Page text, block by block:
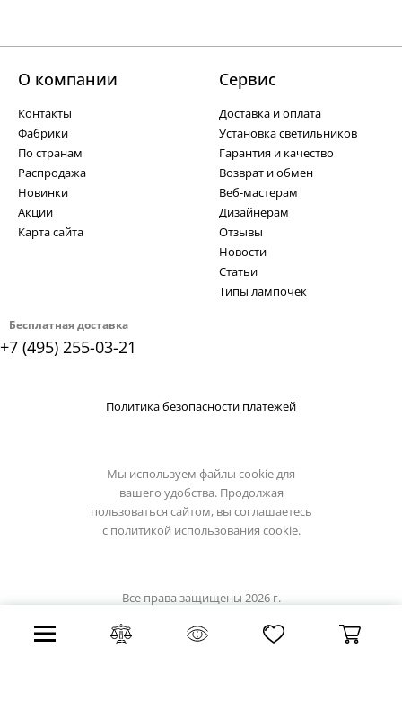
Бесплатная доставка
+7 (495) 255-03-21
О компании
Контакты
Фабрики
По странам
Распродажа
Новинки
Акции
Карта сайта
Cервис
Доставка и оплата
Установка светильников
Гарантия и качество
Возврат и обмен
Веб-мастерам
Дизайнерам
Отзывы
Новости
Статьи
Типы лампочек
Политика безопасности платежей
Мы используем файлы cookie для
вашего удобства. Продолжая
пользоваться сайтом, вы соглашаетесь
с политикой использования cookie.
Все права защищены 2026 г.